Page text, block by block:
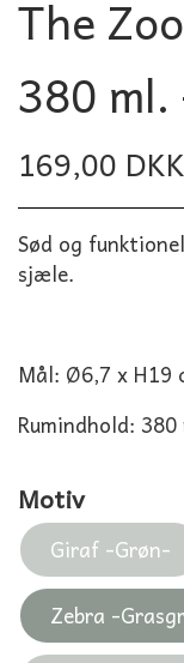
The
380
169,00 DKK
Sød og
sjæle.
Mål: Ø6,7 x H19
Rumindhold: 380
Motiv
Giraf -Grøn-
Zebra -